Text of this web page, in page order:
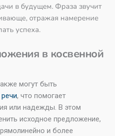
в будущем. Фраза звучит
отражая намерение
успеха.
в косвенной
могут быть
, что помогает
или надежды. В этом
исходное предложение,
и более